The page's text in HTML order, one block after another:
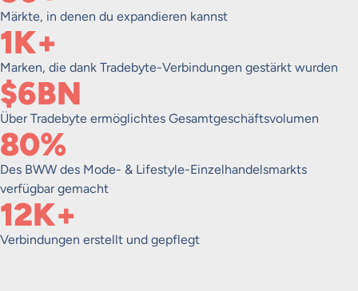
Märkte, in denen du expandieren kannst
1K+
Marken, die dank Tradebyte-Verbindungen gestärkt wurden
$6BN
Über Tradebyte ermöglichtes Gesamtgeschäftsvolumen
80%
Des BWW des Mode- & Lifestyle-Einzelhandelsmarkts
verfügbar gemacht
12K+
Verbindungen erstellt und gepflegt